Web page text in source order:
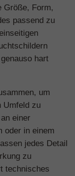
Größe, Form,
passend zu
hart
um
Umfeld zu
einer
oder in einem
jedes Detail
zu
technisches